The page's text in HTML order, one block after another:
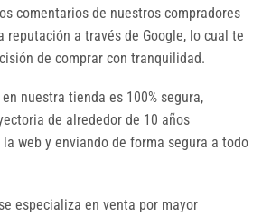
comentarios de nuestros compradores
reputación a través de Google, lo cual te
de comprar con tranquilidad.
nuestra tienda es 100% segura,
de alrededor de 10 años
web y enviando de forma segura a todo
especializa en venta por mayor